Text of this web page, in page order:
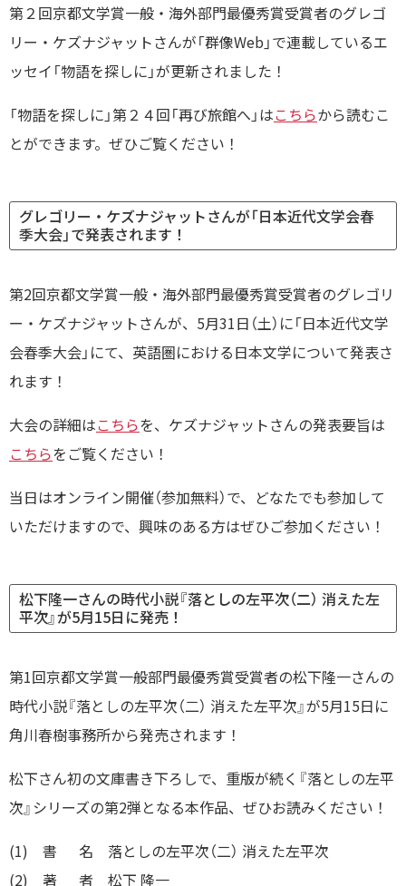
第２回京都文学賞一般・海外部門最優秀賞受賞者のグレゴ
リー・ケズナジャットさんが「群像Web」で連載しているエ
ッセイ「物語を探しに」が更新されました！
「物語を探しに」第２４回「再び旅館へ」はこちらから読むこ
とができます。ぜひご覧ください！
グレゴリー・ケズナジャットさんが「日本近代文学会春
季大会」で発表されます！
第2回京都文学賞一般・海外部門最優秀賞受賞者のグレゴリ
ー・ケズナジャットさんが、5月31日（土）に「日本近代文学
会春季大会」にて、英語圏における日本文学について発表さ
れます！
大会の詳細はこちらを、ケズナジャットさんの発表要旨は
こちらをご覧ください！
当日はオンライン開催（参加無料）で、どなたでも参加して
いただけますので、興味のある方はぜひご参加ください！
松下隆一さんの時代小説『落としの左平次（二） 消えた左
平次』が5月15日に発売！
第1回京都文学賞一般部門最優秀賞受賞者の松下隆一さんの
時代小説『落としの左平次（二） 消えた左平次』が5月15日に
角川春樹事務所から発売されます！
松下さん初の文庫書き下ろしで、重版が続く『落としの左平
次』シリーズの第2弾となる本作品、ぜひお読みください！
(1) 書 名 落としの左平次（二） 消えた左平次
(2) 著 者 松下 隆一